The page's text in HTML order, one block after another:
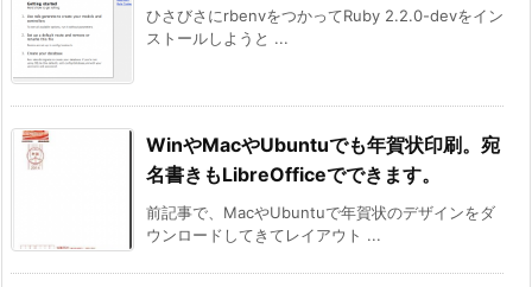
ひさびさにrbenvをつかってRuby 2.2.0-devをイン
ストールしようと ...
WinやMacやUbuntuでも年賀状印刷。宛
名書きもLibreOfficeでできます。
前記事で、MacやUbuntuで年賀状のデザインをダ
ウンロードしてきてレイアウト ...